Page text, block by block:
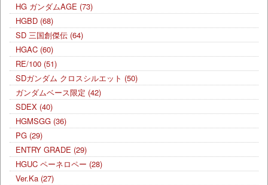
HG ガンダムAGE (73)
HGBD (68)
SD 三国創傑伝 (64)
HGAC (60)
RE/100 (51)
SDガンダム クロスシルエット (50)
ガンダムベース限定 (42)
SDEX (40)
HGMSGG (36)
PG (29)
ENTRY GRADE (29)
HGUC ペーネロペー (28)
Ver.Ka (27)